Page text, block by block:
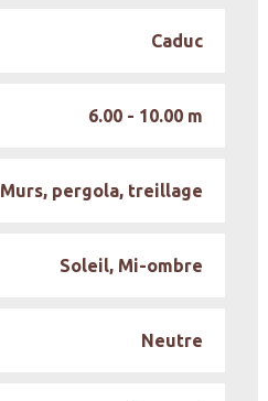
Caduc
6.00 - 10.00 m
Murs, pergola, treillage
Soleil, Mi-ombre
Neutre